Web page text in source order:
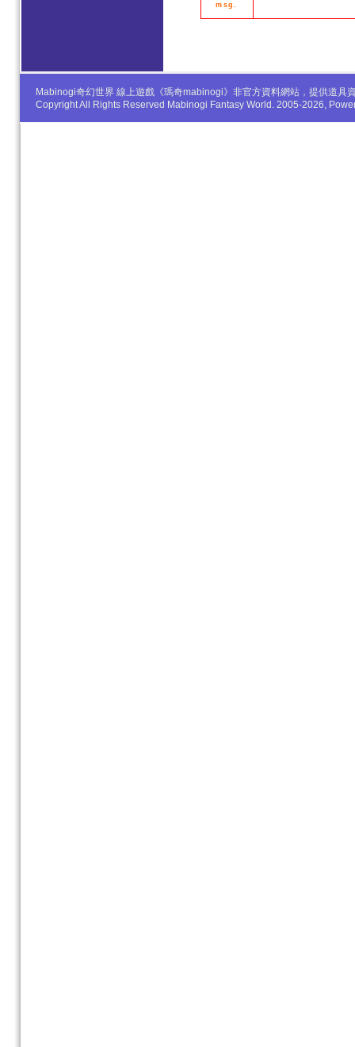
msg.
Mabinogi奇幻世界 線上遊戲《瑪奇mabinogi》非官方資料網站，提供道具
Copyright All Rights Reserved Mabinogi Fantasy World. 2005-2026,